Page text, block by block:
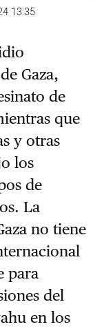
13:35
Gaza,
de
que
y otras
los
de
La
no tiene
para
del
en los